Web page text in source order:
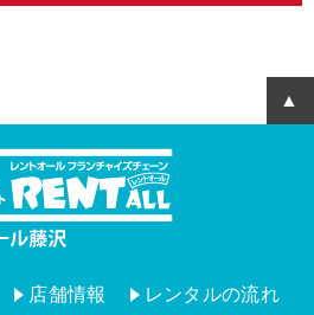
店舗情報 レンタルの流れ